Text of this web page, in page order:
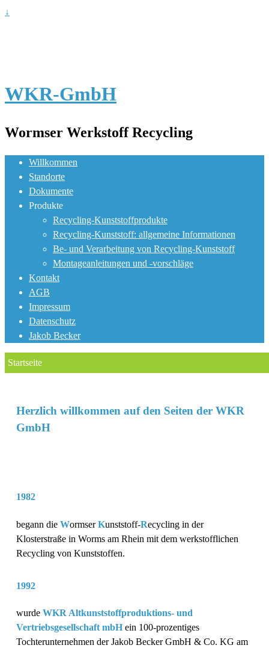
↓
WKR-GmbH
Wormser Werkstoff Recycling
Willkommen
Standorte
Dokumente
Produkte
Recycling-Kunststoffprodukte
Recycling-Kunststoff: allgemeine Informationen
Be- und Verarbeitung von Recycling-Kunststoff
Montageanleitungen und -vorschläge
Kontakt
AGB
Impressum
Datenschutz
Jakob Becker
Startseite
Herzlich willkommen auf den Seiten der WKR
GmbH
1982
begann dieWormserKunststoff-Recycling in der
Klosterstraße in Worms am Rhein mit dem werkstofflichen
Recycling von Kunststoffen.
1992
wurde WKR Altkunststoffproduktions- und
Vertriebsgesellschaft mbHein 100-prozentiges
Tochterunternehmen der Jakob Becker GmbH & Co. KG am